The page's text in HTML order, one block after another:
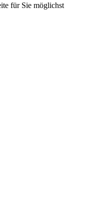
für Sie möglichst